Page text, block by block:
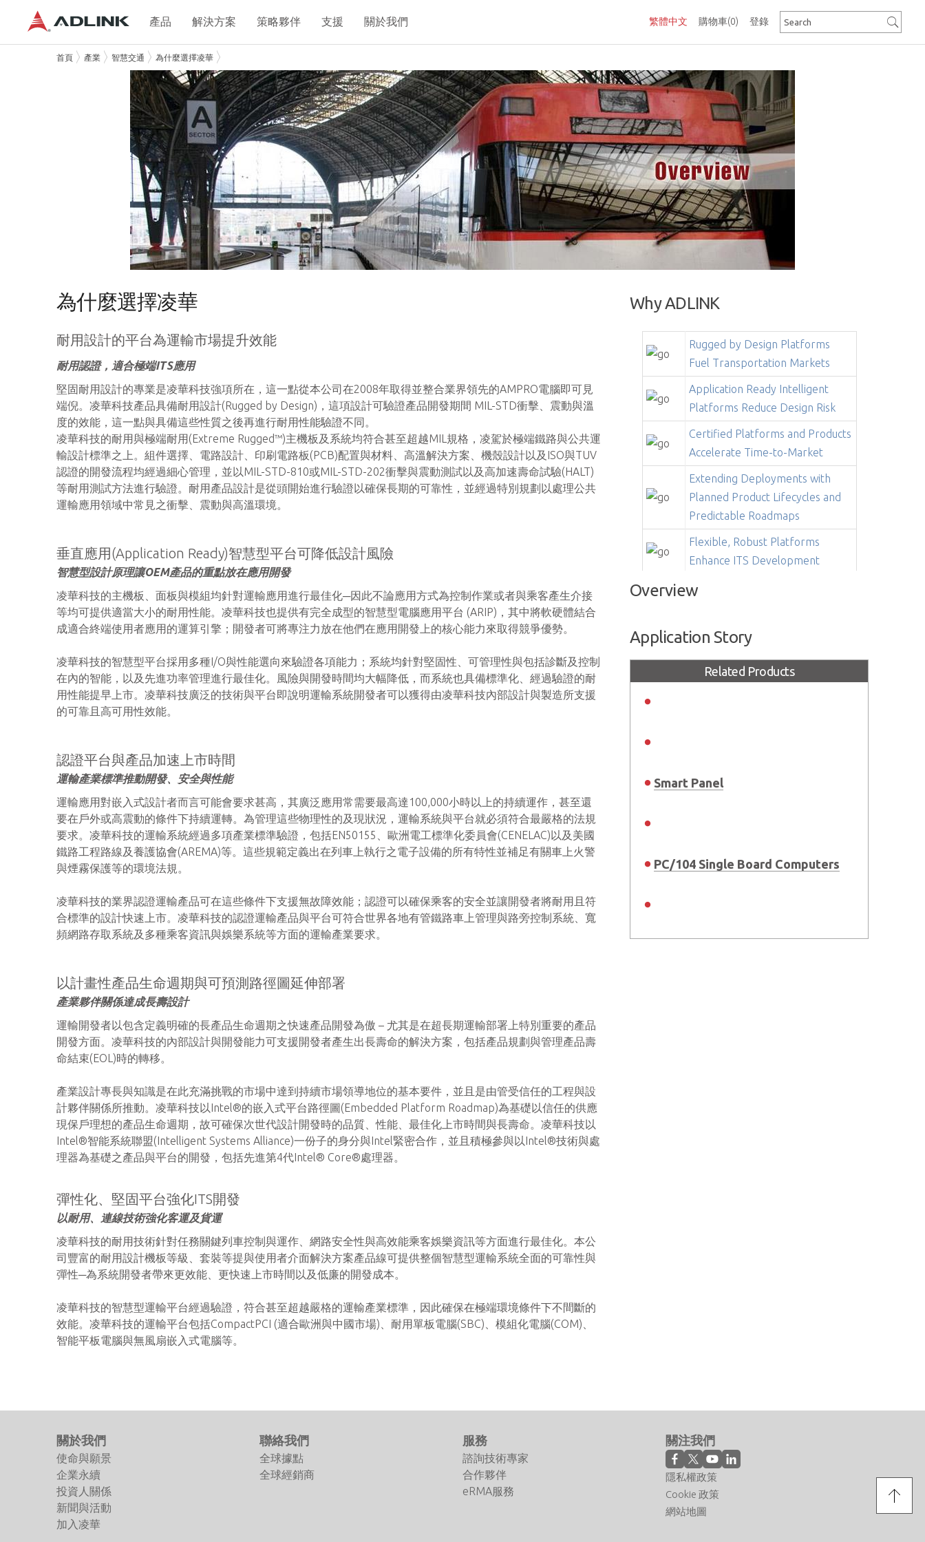
購物車(0)
繁體中文 登錄
產品 解決方案 策略夥伴 支援 關於我們
首頁 產業 智慧交通 為什麼選擇凌華
為什麼選擇凌華
耐用設計的平台為運輸市場提升效能
耐用認證，適合極端ITS應用
堅固耐用設計的專業是凌華科技強項所在，這一點從本公司在2008年取得並整合業界領先的AMPRO電腦即可見
端倪。凌華科技產品具備耐用設計(Rugged by Design)，這項設計可驗證產品開發期間 MIL-STD衝擊、震動與溫
度的效能，這一點與具備這些性質之後再進行耐用性能驗證不同。
凌華科技的耐用與極端耐用(Extreme Rugged™)主機板及系統均符合甚至超越MIL規格，凌駕於極端鐵路與公共運
輸設計標準之上。組件選擇、電路設計、印刷電路板(PCB)配置與材料、高溫解決方案、機殼設計以及ISO與TUV
認證的開發流程均經過細心管理，並以MIL-STD-810或MIL-STD-202衝擊與震動測試以及高加速壽命試驗(HALT)
等耐用測試方法進行驗證。耐用產品設計是從頭開始進行驗證以確保長期的可靠性，並經過特別規劃以處理公共
運輸應用領域中常見之衝擊、震動與高溫環境。
垂直應用(Application Ready)智慧型平台可降低設計風險
智慧型設計原理讓OEM產品的重點放在應用開發
凌華科技的主機板、面板與模組均針對運輸應用進行最佳化─因此不論應用方式為控制作業或者與乘客產生介接
等均可提供適當大小的耐用性能。凌華科技也提供有完全成型的智慧型電腦應用平台 (ARIP)，其中將軟硬體結合
成適合終端使用者應用的運算引擎；開發者可將專注力放在他們在應用開發上的核心能力來取得競爭優勢。
凌華科技的智慧型平台採用多種I/O與性能選向來驗證各項能力；系統均針對堅固性、可管理性與包括診斷及控制
在內的智能，以及先進功率管理進行最佳化。風險與開發時間均大幅降低，而系統也具備標準化、經過驗證的耐
用性能提早上市。凌華科技廣泛的技術與平台即說明運輸系統開發者可以獲得由凌華科技內部設計與製造所支援
的可靠且高可用性效能。
認證平台與產品加速上市時間
運輸產業標準推動開發、安全與性能
運輸應用對嵌入式設計者而言可能會要求甚高，其廣泛應用常需要最高達100,000小時以上的持續運作，甚至還
要在戶外或高震動的條件下持續運轉。為管理這些物理性的及現狀況，運輸系統與平台就必須符合最嚴格的法規
要求。凌華科技的運輸系統經過多項產業標準驗證，包括EN50155、歐洲電工標準化委員會(CENELAC)以及美國
鐵路工程路線及養護協會(AREMA)等。這些規範定義出在列車上執行之電子設備的所有特性並補足有關車上火警
與煙霧保護等的環境法規。
凌華科技的業界認證運輸產品可在這些條件下支援無故障效能；認證可以確保乘客的安全並讓開發者將耐用且符
合標準的設計快速上市。凌華科技的認證運輸產品與平台可符合世界各地有管鐵路車上管理與路旁控制系統、寬
頻網路存取系統及多種乘客資訊與娛樂系統等方面的運輸產業要求。
以計畫性產品生命週期與可預測路徑圖延伸部署
產業夥伴關係達成長壽設計
運輸開發者以包含定義明確的長產品生命週期之快速產品開發為傲 – 尤其是在超長期運輸部署上特別重要的產品
開發方面。凌華科技的內部設計與開發能力可支援開發者產生出長壽命的解決方案，包括產品規劃與管理產品壽
命結束(EOL)時的轉移。
產業設計專長與知識是在此充滿挑戰的市場中達到持續市場領導地位的基本要件，並且是由管受信任的工程與設
計夥伴關係所推動。凌華科技以Intel®的嵌入式平台路徑圖(Embedded Platform Roadmap)為基礎以信任的供應
現保戶理想的產品生命週期，故可確保次世代設計開發時的品質、性能、最佳化上市時間與長壽命。凌華科技以
Intel®智能系統聯盟(Intelligent Systems Alliance)一份子的身分與Intel緊密合作，並且積極參與以Intel®技術與處
理器為基礎之產品與平台的開發，包括先進第4代Intel® Core®處理器。
彈性化、堅固平台強化ITS開發
以耐用、連線技術強化客運及貨運
凌華科技的耐用技術針對任務關鍵列車控制與運作、網路安全性與高效能乘客娛樂資訊等方面進行最佳化。本公
司豐富的耐用設計機板等級、套裝等提與使用者介面解決方案產品線可提供整個智慧型運輸系統全面的可靠性與
彈性─為系統開發者帶來更效能、更快速上市時間以及低廉的開發成本。
凌華科技的智慧型運輸平台經過驗證，符合甚至超越嚴格的運輸產業標準，因此確保在極端環境條件下不間斷的
效能。凌華科技的運輸平台包括CompactPCI (適合歐洲與中國市場)、耐用單板電腦(SBC)、模組化電腦(COM)、
智能平板電腦與無風扇嵌入式電腦等。
Why ADLINK
Rugged by Design Platforms
Fuel Transportation Markets
Application Ready Intelligent
Platforms Reduce Design Risk
Certified Platforms and Products
Accelerate Time-to-Market
Extending Deployments with
Planned Product Lifecycles and
Predictable Roadmaps
Flexible, Robust Platforms
Enhance ITS Development
Overview
Application Story
Related Products
Smart Panel
PC/104 Single Board Computers
關於我們
使命與願景
企業永續
投資人關係
新聞與活動
加入凌華
聯絡我們
全球據點
全球經銷商
服務
諮詢技術專家
合作夥伴
eRMA服務
關注我們
隱私權政策
Cookie 政策
網站地圖